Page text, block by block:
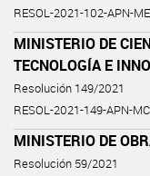
RESOL-2021-102-APN-
MINISTERIO DE
TECNOLOGÍA E
Resolución 149/2021
RESOL-2021-149-APN-
MINISTERIO DE
Resolución 59/2021